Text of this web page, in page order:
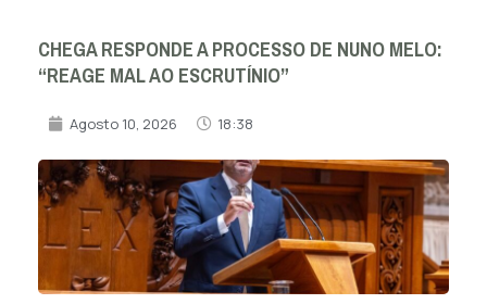
CHEGA RESPONDE A PROCESSO DE NUNO MELO:
“REAGE MAL AO ESCRUTÍNIO”
Agosto 10, 2026 18:38